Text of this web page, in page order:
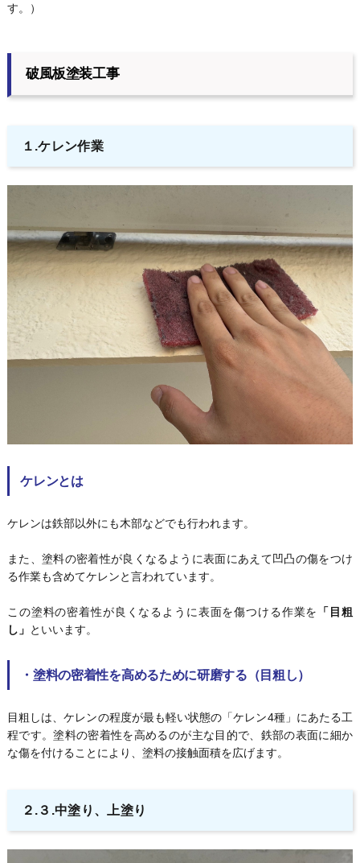
す。）
破風板塗装工事
１.ケレン作業
ケレンとは
ケレンは鉄部以外にも木部などでも行われます。
また、塗料の密着性が良くなるように表面にあえて凹凸の傷をつけ
る作業も含めてケレンと言われています。
この塗料の密着性が良くなるように表面を傷つける作業を
「目粗
し」 といいます。
・塗料の密着性を高めるために研磨する（目粗し）
目粗しは、ケレンの程度が最も軽い状態の「ケレン4種」にあたる工
程です。塗料の密着性を高めるのが主な目的で、鉄部の表面に細か
な傷を付けることにより、塗料の接触面積を広げます。
２.３.中塗り、上塗り